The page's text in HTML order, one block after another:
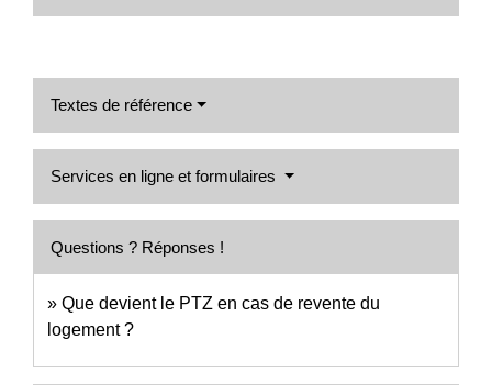
Textes de référence
Services en ligne et formulaires
Questions ? Réponses !
Que devient le PTZ en cas de revente du
logement ?